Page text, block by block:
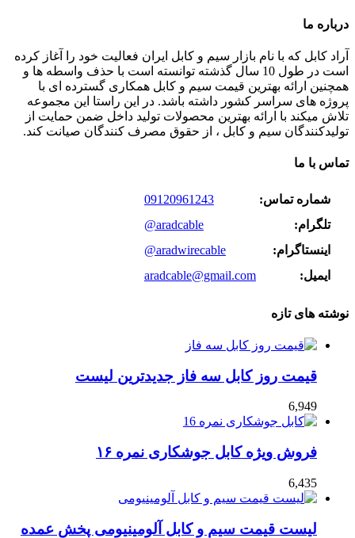
درباره ما
آراد کابل که با نام بازار سیم و کابل ایران فعالیت خود را آغاز کرده
است در طول 10 سال گذشته توانسته است با حذف واسطه ها و
همچنین ارائه بهترین قیمت سیم و کابل همکاری گسترده ای با
پروژه های سراسر کشور داشته باشد. در این راستا این مجموعه
تلاش میکند با ارائه بهترین محصولات تولید داخل ضمن حمایت از
تولیدکنندگان سیم و کابل ، از حقوق مصرف کنندگان صیانت کند.
تماس با ما
شماره تماس:
09120961243
تلگرام:
@aradcable
اینستاگرام:
@aradwirecable
ایمیل:
aradcable@gmail.com
نوشته های تازه
قیمت روز کابل سه فاز جدیدترین لیست
6,949
فروش ویژه کابل جوشکاری نمره ۱۶
6,435
لیست قیمت سیم و کابل آلومینیومی پخش عمده